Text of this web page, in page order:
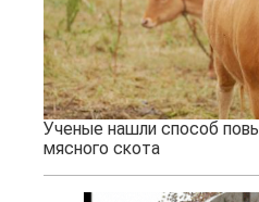
Ученые нашли способ
мясного скота